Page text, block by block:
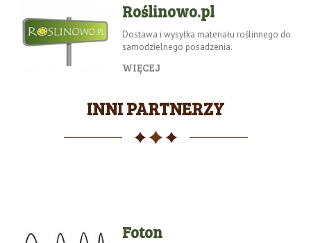
Roślinowo.pl
Dostawa i wysyłka materiału roślinnego do
samodzielnego posadzenia.
WIĘCEJ
INNI PARTNERZY
Foton